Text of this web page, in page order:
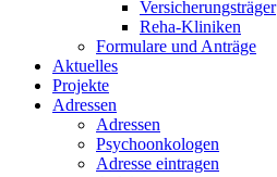
Versicherungsträger
Reha-Kliniken
Formulare und Anträge
Aktuelles
Projekte
Adressen
Adressen
Psychoonkologen
Adresse eintragen